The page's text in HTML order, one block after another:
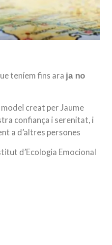
teníem fins ara ja no
model creat per Jaume
confiança i serenitat, i
a d’altres persones
d’Ecologia Emocional